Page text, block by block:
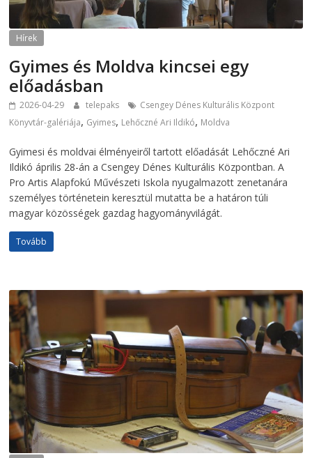
Hírek
Gyimes és Moldva kincsei egy
előadásban
2026-04-29 telepaks
Csengey Dénes Kulturális Központ
Könyvtár-galériája, Gyimes, Lehőczné Ari Ildikó, Moldva
Gyimesi és moldvai élményeiről tartott előadását Lehőczné Ari
Ildikó április 28-án a Csengey Dénes Kulturális Központban. A
Pro Artis Alapfokú Művészeti Iskola nyugalmazott zenetanára
személyes történetein keresztül mutatta be a határon túli
magyar közösségek gazdag hagyományvilágát.
Tovább